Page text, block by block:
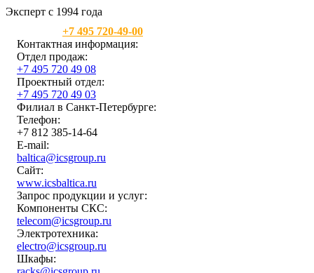
Эксперт с 1994 года
+7 495 720-49-00
Контактная информация:
Отдел продаж:
+7 495 720 49 08
Проектный отдел:
+7 495 720 49 03
Филиал в Санкт-Петербурге:
Телефон:
+7 812 385-14-64
E-mail:
baltica@icsgroup.ru
Сайт:
www.icsbaltica.ru
Запрос продукции и услуг:
Компоненты СКС:
telecom@icsgroup.ru
Электротехника:
electro@icsgroup.ru
Шкафы: